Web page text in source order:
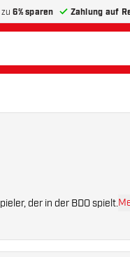
zu6% sparen Zahlung auf
der in der BDO spielt.